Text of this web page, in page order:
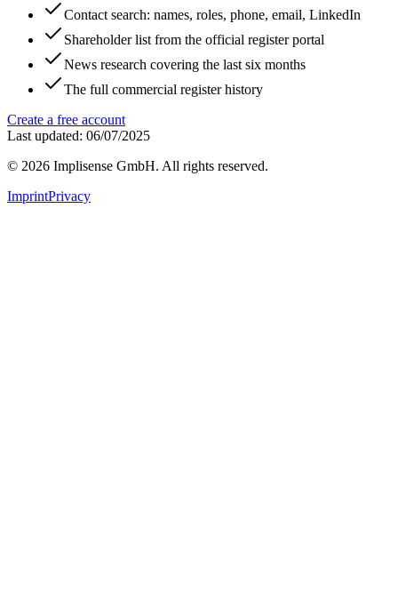
Contact search: names, roles, phone, email, LinkedIn
Shareholder list from the official register portal
News research covering the last six months
The full commercial register history
Create a free account
Last updated: 06/07/2025
© 2026 Implisense GmbH. All rights reserved.
ImprintPrivacy